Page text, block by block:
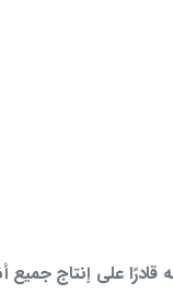
قادرًا على إنتاج